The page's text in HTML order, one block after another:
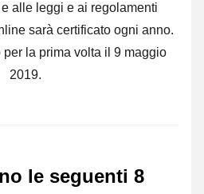
alle leggi e ai regolamenti
sarà certificato ogni anno.
per la prima volta il 9 maggio
2019.
le seguenti 8